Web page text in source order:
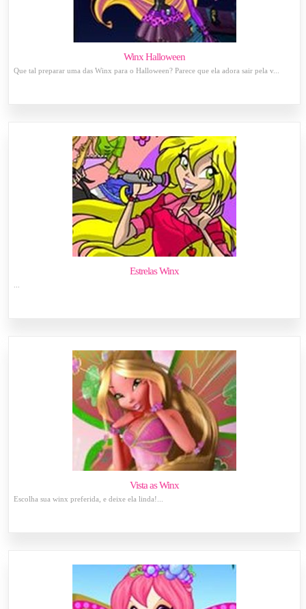
Winx Halloween
Que tal preparar uma das Winx para o Halloween? Parece que ela adora sair pela v...
Estrelas Winx
Vista as Winx
Escolha sua winx preferida, e deixe ela linda!...